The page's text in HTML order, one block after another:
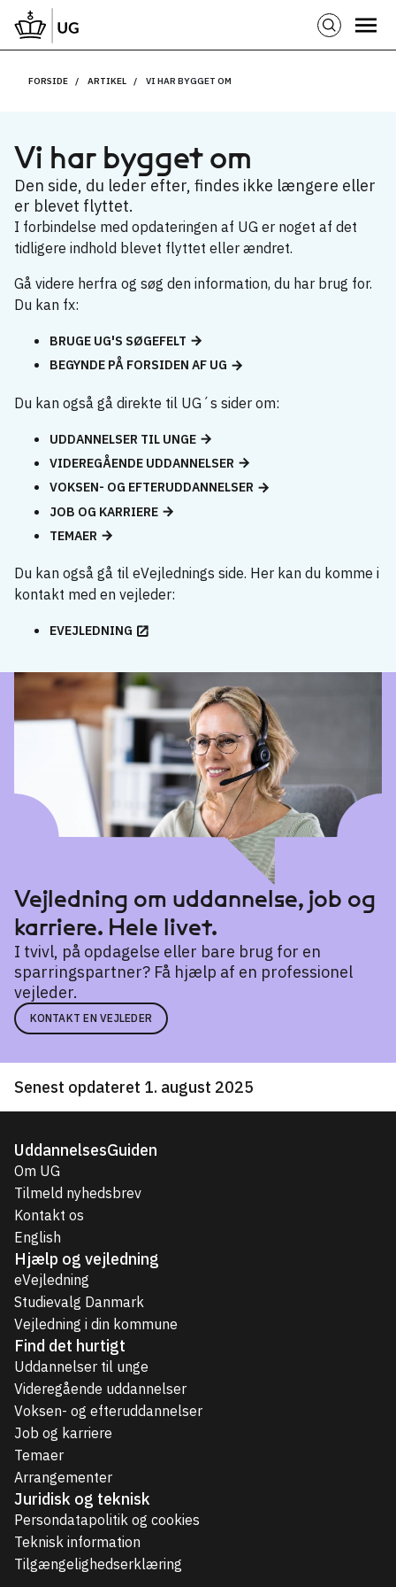
FORSIDE ARTIKEL VI HAR BYGGET OM
Vi har bygget om
Den side, du leder efter, findes ikke længere eller
er blevet flyttet.
I forbindelse med opdateringen af UG er noget af det
tidligere indhold blevet flyttet eller ændret.
Gå videre herfra og søg den information, du har brug for.
Du kan fx:
BRUGE UG'S SØGEFELT
BEGYNDE PÅ FORSIDEN AF UG
Du kan også gå direkte til UG´s sider om:
UDDANNELSER TIL UNGE
VIDEREGÅENDE UDDANNELSER
VOKSEN- OG EFTERUDDANNELSER
JOB OG KARRIERE
TEMAER
Du kan også gå til eVejlednings side. Her kan du komme i
kontakt med en vejleder:
EVEJLEDNING
Vejledning om uddannelse, job og
karriere. Hele livet.
I tvivl, på opdagelse eller bare brug for en
sparringspartner? Få hjælp af en professionel
vejleder.
KONTAKT EN VEJLEDER
Senest opdateret 1. august 2025
UddannelsesGuiden
Om UG
Tilmeld nyhedsbrev
Kontakt os
English
Hjælp og vejledning
eVejledning
Studievalg Danmark
Vejledning i din kommune
Find det hurtigt
Uddannelser til unge
Videregående uddannelser
Voksen- og efteruddannelser
Job og karriere
Temaer
Arrangementer
Juridisk og teknisk
Persondatapolitik og cookies
Teknisk information
Tilgængelighedserklæring